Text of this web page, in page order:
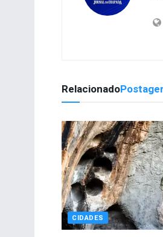
Relacionado
CIDADES